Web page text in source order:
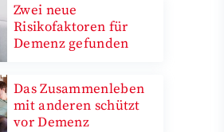
Zwei neue
Risikofaktoren für
Demenz gefunden
Das Zusammenleben
mit anderen schützt
vor Demenz